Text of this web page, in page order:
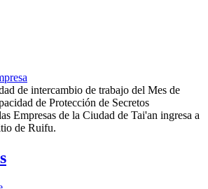
de intercambio de trabajo del Mes de
de Protección de Secretos
Empresas de la Ciudad de Tai'an ingresa a
de Ruifu.